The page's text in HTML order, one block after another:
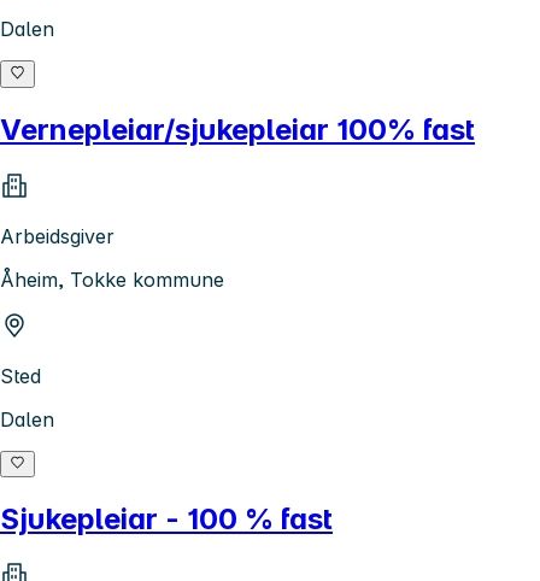
Dalen
Vernepleiar/sjukepleiar 100% fast
Arbeidsgiver
Åheim, Tokke kommune
Sted
Dalen
Sjukepleiar - 100 % fast